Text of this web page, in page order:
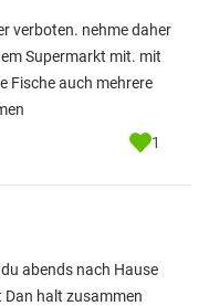
verboten. nehme daher
Supermarkt mit. mit
Fische auch mehrere
1
abends nach Hause
halt zusammen